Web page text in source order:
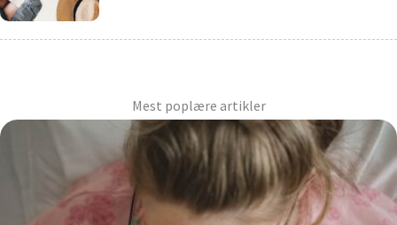
Mest poplære artikler